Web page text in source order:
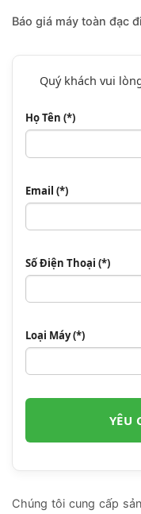
Báo giá máy toàn đạc
Quý khách vui
Họ Tên (*)
Email (*)
Số Điện Thoại (*)
Loại Máy (*)
Chúng tôi cung cấp